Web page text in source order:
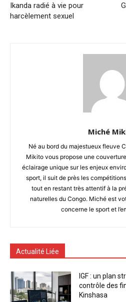
Ikanda radié à vie pour
harcèlement sexuel
Miché
Né au bord du majestueux fleuve
Mikito vous propose une
éclairage unique sur les enjeux
sport, il suit de près les
tout en restant très attentif à la
naturelles du Congo. Miché est
concerne le sport et
Actualité Liée
IGF : un plan
contrôle des
Kinshasa